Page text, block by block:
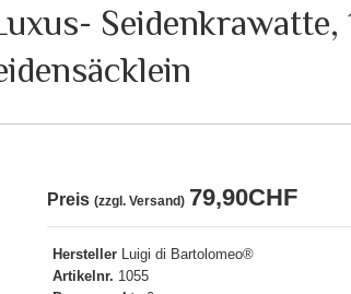
Seidenkrawatte,
Preis (zzgl. Versand) 79,90CHF
Hersteller Luigi di Bartolomeo®
Artikelnr. 1055